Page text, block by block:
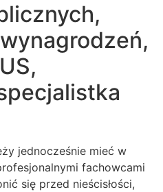
jednocześnie mieć w
fachowcami
się przed nieścisłości,